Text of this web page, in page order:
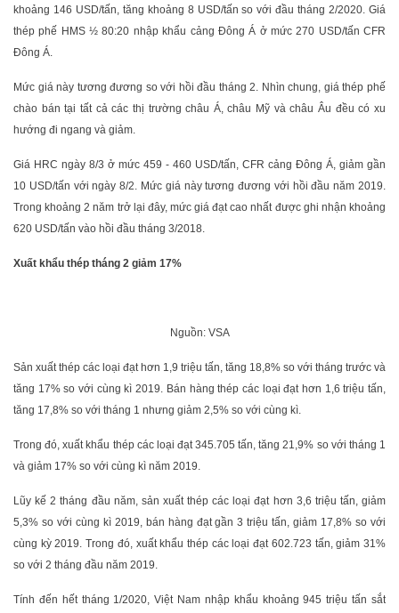
khoảng 146 USD/tấn, tăng khoảng 8 USD/tấn so với đầu tháng 2/2020. Giá
thép phế HMS ½ 80:20 nhập khẩu cảng Đông Á ở mức 270 USD/tấn CFR
Đông Á.
Mức giá này tương đương so với hồi đầu tháng 2. Nhìn chung, giá thép phế
chào bán tại tất cả các thị trường châu Á, châu Mỹ và châu Âu đều có xu
hướng đi ngang và giảm.
Giá HRC ngày 8/3 ở mức 459 - 460 USD/tấn, CFR cảng Đông Á, giảm gần
10 USD/tấn với ngày 8/2. Mức giá này tương đương với hồi đầu năm 2019.
Trong khoảng 2 năm trở lại đây, mức giá đạt cao nhất được ghi nhận khoảng
620 USD/tấn vào hồi đầu tháng 3/2018.
Xuất khẩu thép tháng 2 giảm 17%
Nguồn: VSA
Sản xuất thép các loại đạt hơn 1,9 triệu tấn, tăng 18,8% so với tháng trước và
tăng 17% so với cùng kì 2019. Bán hàng thép các loại đạt hơn 1,6 triệu tấn,
tăng 17,8% so với tháng 1 nhưng giảm 2,5% so với cùng kì.
Trong đó, xuất khẩu thép các loại đạt 345.705 tấn, tăng 21,9% so với tháng 1
và giảm 17% so với cùng kì năm 2019.
Lũy kế 2 tháng đầu năm, sản xuất thép các loại đạt hơn 3,6 triệu tấn, giảm
5,3% so với cùng kì 2019, bán hàng đạt gần 3 triệu tấn, giảm 17,8% so với
cùng kỳ 2019. Trong đó, xuất khẩu thép các loại đạt 602.723 tấn, giảm 31%
so với 2 tháng đầu năm 2019.
Tính đến hết tháng 1/2020, Việt Nam nhập khẩu khoảng 945 triệu tấn sắt